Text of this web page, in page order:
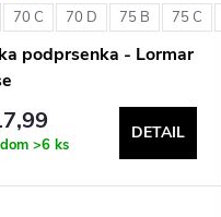
70 C 70 D 75 B 75 C
podprsenka - Lormar
>6 ks
DETAIL